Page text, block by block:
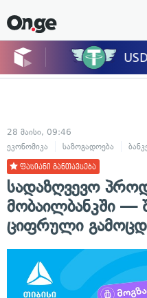
28 მაისი, 09:46
ეკონომიკა
საზოგადოება
ფასიანი განთავსება
სადაზღვევო
მობაილბანკში —
ციფრული